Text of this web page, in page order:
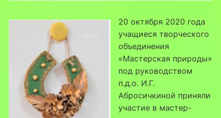
20 октября 2020 года
учащиеся творческого
объединения
«Мастерская природы»
под руководством
п.д.о. И.Г.
Абросичкиной приняли
участие в мастер-